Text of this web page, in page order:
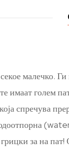
малечко.
имаат голем
спречува
за на